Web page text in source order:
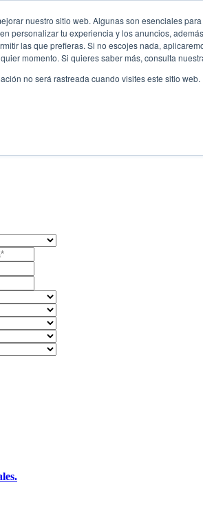
nuestro sitio web. Algunas son esenciales
personalizar tu experiencia y los anuncios,
las que prefieras. Si no escojes nada,
momento. Si quieres saber más, consulta
no será rastreada cuando visites este sitio